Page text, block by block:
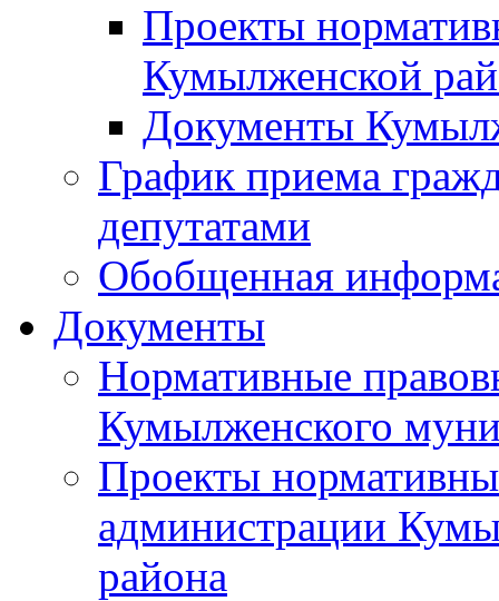
Проекты
Кумылженской
Документы
График приема
депутатами
Обобщенная
Документы
Нормативные
Кумылженского
Проекты
администрации
района